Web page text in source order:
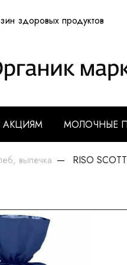
здоровых продуктов
АКЦИЯМ МОЛОЧНЫЕ
выпечка RISO